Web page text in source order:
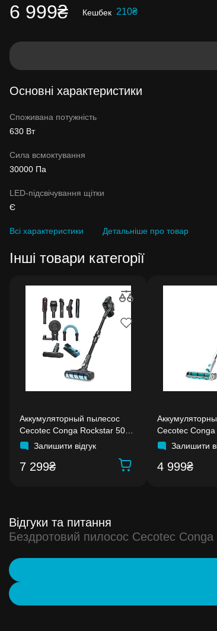
6 999₴ Кешбек 210₴
Основні характеристики
Споживана потужність
630 Вт
Сила всмоктування
30000 Па
LED-підсвічування щітки
Є
Всі характеристики Детальніше про товар
Інші товари категорії
Аккумуляторный пылесос
Cecotec Conga Rockstar 500
Ultimate ErgoWet
Залишити відгук
7 299₴
Cecotec Conga
VitalЗалишити
4 999₴
Відгуки та питання
Бездротовий пилосос Cecotec